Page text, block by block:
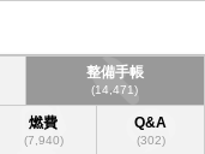
整備手帳
(14,471)
燃費
(7,940)
Q&A
(302)